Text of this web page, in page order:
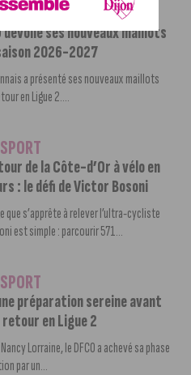
SPORT
dévoile ses nouveaux maillots
2026-2027
a présenté ses nouveaux maillots
en Ligue 2....
SPORT
de la Côte-d’Or à vélo en
: le défi de Victor Bosoni
que s’apprête à relever l’ultra-cycliste
est simple : parcourir 571...
SPORT
préparation sereine avant
en Ligue 2
Lorraine, le DFCO a achevé sa phase
par un...